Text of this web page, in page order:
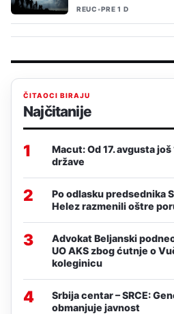
REUC•PRE 1 D
ČITAOCI BIRAJU
Najčitanije
1
Macut: Od 17. avgusta
države
2
Po odlasku predsednika
Helez razmenili oštre
3
Advokat Beljanski
UO AKS zbog ćutnje o
koleginicu
4
Srbija centar – SRCE:
obmanjuje javnost